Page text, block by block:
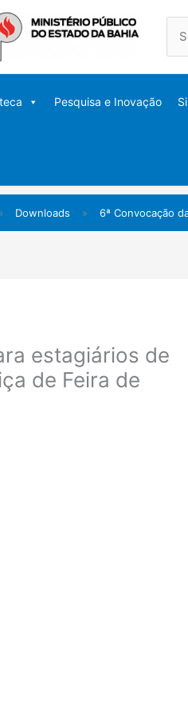
por:
Pesquisa e Inovação
Downloads » 6ª Convocação
estagiários de
de Feira de